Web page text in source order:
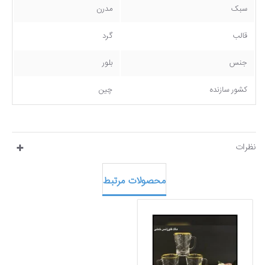
سبک مدرن
قالب گرد
جنس بلور
کشور سازنده چین
نظرات
محصولات مرتبط